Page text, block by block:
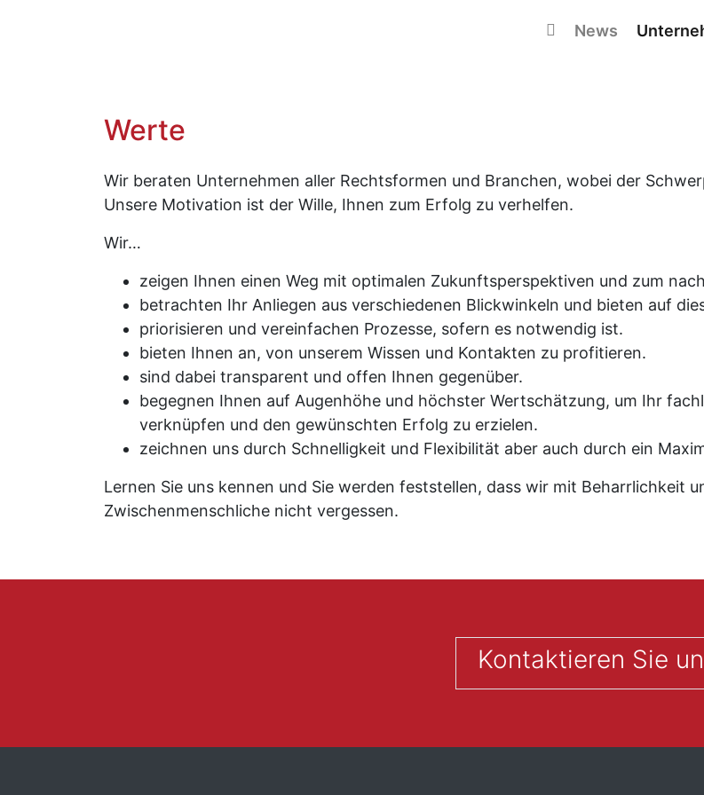
News
Werte
Wir beraten Unternehmen aller Rechtsformen und Branchen, wobei der
Unsere Motivation ist der Wille, Ihnen zum Erfolg zu verhelfen.
Wir…
zeigen Ihnen einen Weg mit optimalen Zukunftsperspektiven und zum
betrachten Ihr Anliegen aus verschiedenen Blickwinkeln und bieten auf
priorisieren und vereinfachen Prozesse, sofern es notwendig ist.
bieten Ihnen an, von unserem Wissen und Kontakten zu profitieren.
sind dabei transparent und offen Ihnen gegenüber.
begegnen Ihnen auf Augenhöhe und höchster Wertschätzung, um Ihr
verknüpfen und den gewünschten Erfolg zu erzielen.
zeichnen uns durch Schnelligkeit und Flexibilität aber auch durch ein
Lernen Sie uns kennen und Sie werden feststellen, dass wir mit Beharrlichkeit
Zwischenmenschliche nicht vergessen.
Kontaktieren Sie